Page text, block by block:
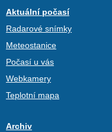
Aktuální počasí
Radarové snímky
Meteostanice
Počasí u vás
Webkamery
Teplotní mapa
Archiv